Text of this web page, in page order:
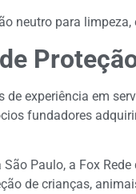
neutro para
experiência em
fundadores
Paulo, a Fox
de crianças,